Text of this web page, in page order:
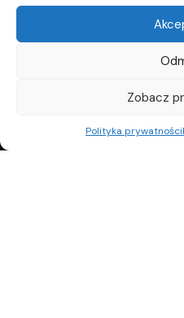
Zobacz
Polityka prywatności